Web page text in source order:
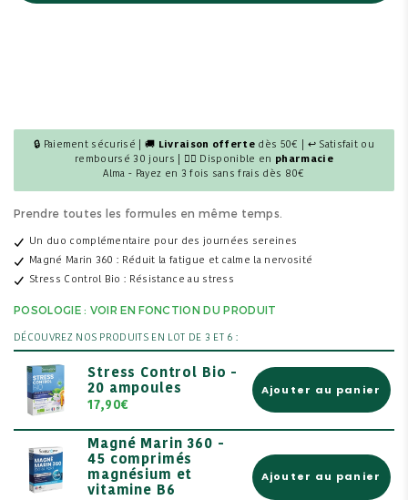
🔒 Paiement sécurisé | 🚚 Livraison offerte dès 50€ | ↩ Satisfait ou
remboursé 30 jours | 👩‍⚕️ Disponible en pharmacie
Alma - Payez en 3 fois sans frais dès 80€
Prendre toutes les formules en même temps.
Un duo complémentaire pour des journées sereines
Magné Marin 360 : Réduit la fatigue et calme la nervosité
Stress Control Bio : Résistance au stress
POSOLOGIE : VOIR EN FONCTION DU PRODUIT
DÉCOUVREZ NOS PRODUITS EN LOT DE 3 ET 6 :
Stress Control Bio -
20 ampoules
17,90€
Ajouter au panier
Magné Marin 360 -
45 comprimés
magnésium et
vitamine B6
Ajouter au panier